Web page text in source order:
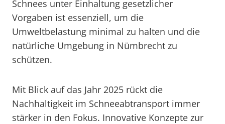
Schnees unter Einhaltung gesetzlicher
Vorgaben ist essenziell, um die
Umweltbelastung minimal zu halten und die
natürliche Umgebung in Nümbrecht zu
schützen.
Mit Blick auf das Jahr 2025 rückt die
Nachhaltigkeit im Schneeabtransport immer
stärker in den Fokus. Innovative Konzepte zur